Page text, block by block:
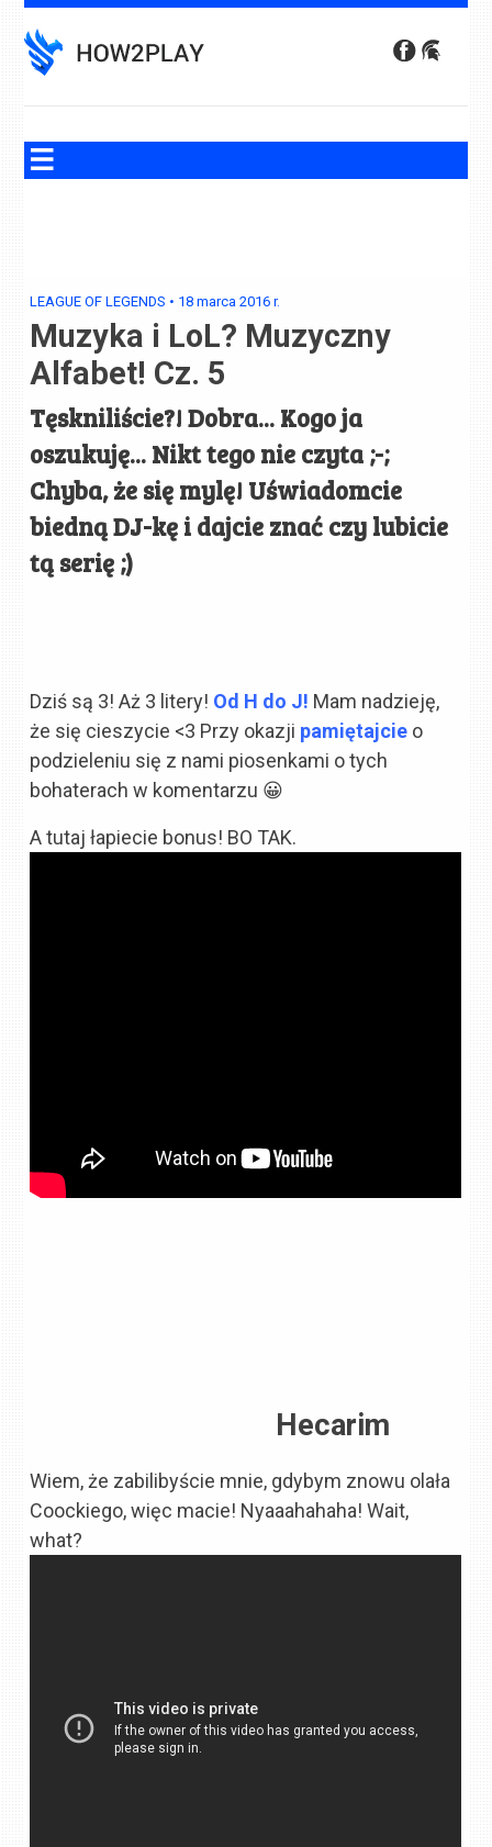
to
content
LEAGUE OF LEGENDS • 18 marca 2016 r.
Muzyka i LoL? Muzyczny
Alfabet! Cz. 5
Tęskniliście?! Dobra... Kogo ja
oszukuję... Nikt tego nie czyta ;-;
Chyba, że się mylę! Uświadomcie
biedną DJ-kę i dajcie znać czy lubicie
tą serię ;)
Dziś są 3! Aż 3 litery! Od H do J! Mam nadzieję,
że się cieszycie <3 Przy okazji pamiętajcie o
podzieleniu się z nami piosenkami o tych
bohaterach w komentarzu 😀
A tutaj łapiecie bonus! BO TAK.
Hecarim
Wiem, że zabilibyście mnie, gdybym znowu olała
Coockiego, więc macie! Nyaaahahaha! Wait,
what?